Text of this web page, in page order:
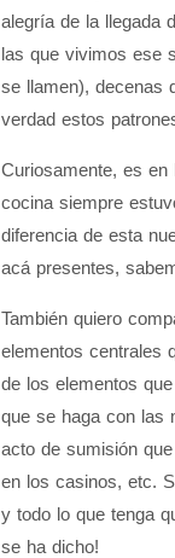
alegría de la llegada
las que vivimos ese
se llamen), decenas
verdad estos
Curiosamente, es
cocina siempre
diferencia de esta
acá presentes,
También quiero
elementos centrales
de los elementos
que se haga con las
acto de sumisión
en los casinos, etc.
y todo lo que tenga
se ha dicho!